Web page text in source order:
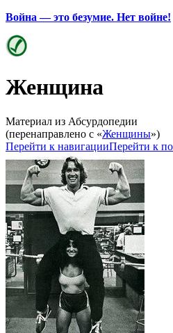
Война — это безумие. Нет войне!
Женщина
Материал из Абсурдопедии
(перенаправлено с «Женщины»)
Перейти к навигацииПерейти к